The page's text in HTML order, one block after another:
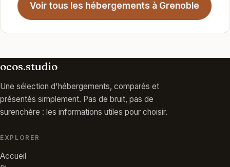
Voir tous les hébergements à Grenoble
ocos.studio
Une sélection d'hébergements, comparés et
présentés simplement. Pas de bruit, pas de
surenchère : les informations utiles pour choisir.
EXPLORER
Accueil